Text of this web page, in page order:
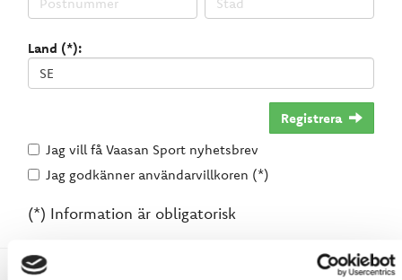
Land (*):
Registrera
Jag vill få Vaasan Sport nyhetsbrev
Jag godkänner användarvillkoren (*)
(*) Information är obligatorisk